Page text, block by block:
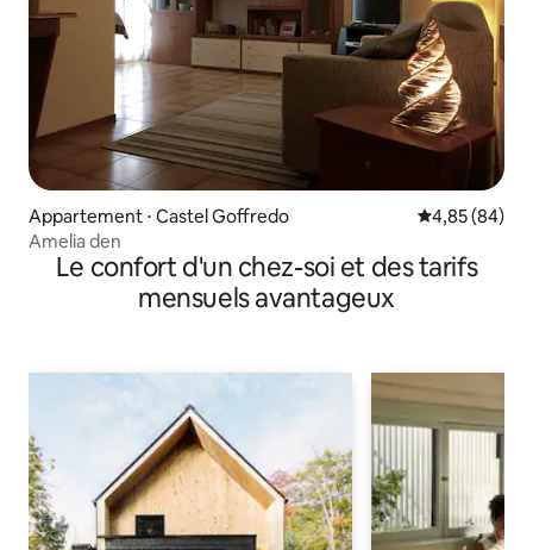
Appartement ⋅ Castel Goffredo Évaluation
4,85 (84)
Amelia den
Le confort d'un chez-soi et des tarifs
mensuels avantageux